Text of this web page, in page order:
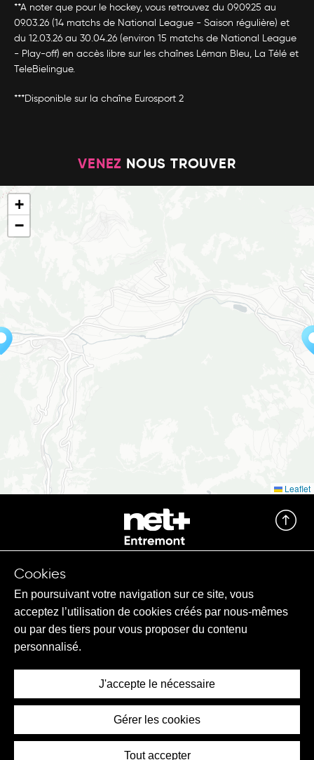
**A noter que pour le hockey, vous retrouvez du 09.09.25 au
09.03.26 (14 matchs de National League - Saison régulière) et
du 12.03.26 au 30.04.26 (environ 15 matchs de National League
- Play-off) en accès libre sur les chaînes Léman Bleu, La Télé et
TeleBielingue.
***Disponible sur la chaîne Eurosport 2
VENEZ NOUS TROUVER
+
−
Leaflet
Contact
Produits
net+ Entremont
Support
Cookies
En poursuivant votre navigation sur ce site, vous
acceptez l’utilisation de cookies créés par nous-mêmes
ou par des tiers pour vous proposer du contenu
personnalisé.
J'accepte le nécessaire
Gérer les cookies
Tout accepter